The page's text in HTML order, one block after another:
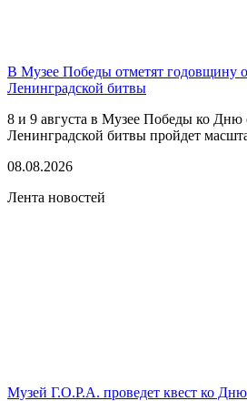
В Музее Победы отметят годовщину
Ленинградской битвы
8 и 9 августа в Музее Победы ко Дню
Ленинградской битвы пройдет
08.08.2026
Лента новостей
Музей Г.О.Р.А. проведет квест ко Дню